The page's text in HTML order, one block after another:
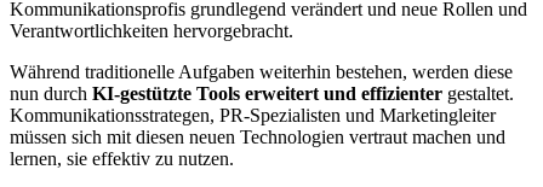
Kommunikationsprofis grundlegend verändert und neue Rollen und
Verantwortlichkeiten hervorgebracht.
Während traditionelle Aufgaben weiterhin bestehen, werden diese
nun durch KI-gestützte Tools erweitert und effizienter gestaltet.
Kommunikationsstrategen, PR-Spezialisten und Marketingleiter
müssen sich mit diesen neuen Technologien vertraut machen und
lernen, sie effektiv zu nutzen.